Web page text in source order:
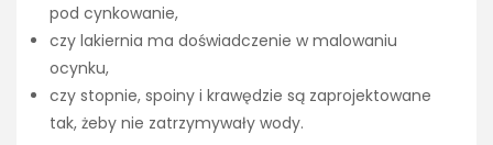
pod cynkowanie,
czy lakiernia ma doświadczenie w malowaniu
ocynku,
czy stopnie, spoiny i krawędzie są zaprojektowane
tak, żeby nie zatrzymywały wody.